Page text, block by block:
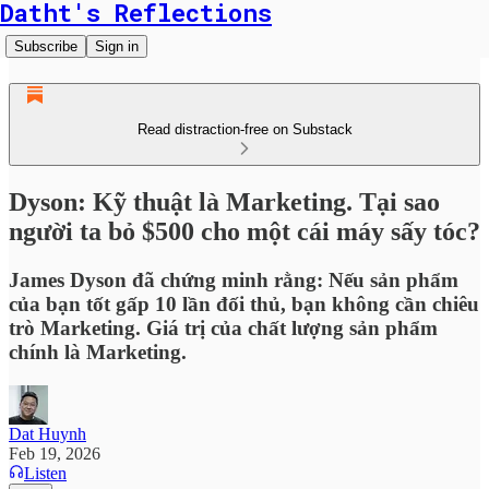
Datht's Reflections
Subscribe Sign in
Read distraction-free on Substack
Dyson: Kỹ thuật là Marketing. Tại sao
người ta bỏ $500 cho một cái máy sấy tóc?
James Dyson đã chứng minh rằng: Nếu sản phẩm
của bạn tốt gấp 10 lần đối thủ, bạn không cần chiêu
trò Marketing. Giá trị của chất lượng sản phẩm
chính là Marketing.
Dat Huynh
Feb 19, 2026
Listen